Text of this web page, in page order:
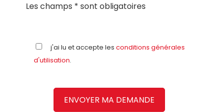
Les champs * sont obligatoires
j'ai lu et accepte les conditions générales
d'utilisation.